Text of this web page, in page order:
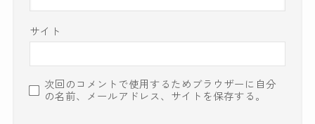
サイト
次回のコメントで使用するためブラウザーに自分
の名前、メールアドレス、サイトを保存する。